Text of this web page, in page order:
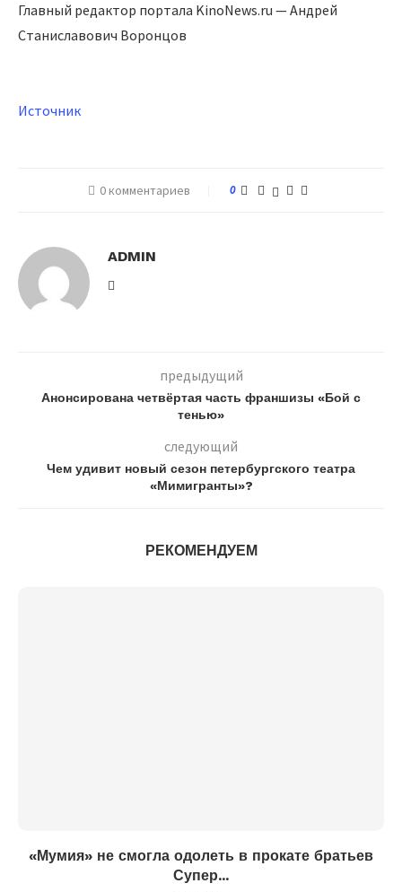
Главный редактор портала KinoNews.ru — Андрей
Станиславович Воронцов
Источник
0 комментариев 0
ADMIN
предыдущий
Анонсирована четвёртая часть франшизы «Бой с
тенью»
следующий
Чем удивит новый сезон петербургского театра
«Мимигранты»?
РЕКОМЕНДУЕМ
«Мумия» не смогла одолеть в прокате братьев
Супер...